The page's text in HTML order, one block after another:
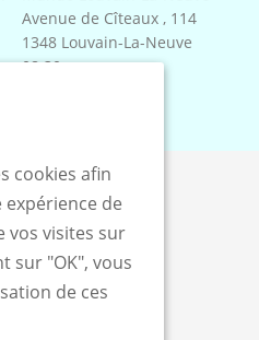
Avenue de Cîteaux , 114
1348 Louvain-La-Neuve
08:30
cookies afin
de
vos visites sur
sur "OK", vous
de ces